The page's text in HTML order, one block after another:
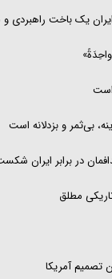
یک باخت راهبردی
است
بی‌ثمر و بزدلانه است
در برابر ایران
تاریکی مطلق
تصمیم آمریکا